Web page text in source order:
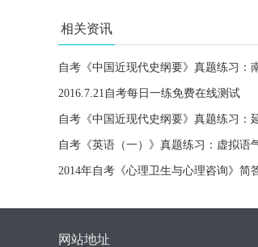
相关资讯
自考《中国近现代史纲要》真题练习：
2016.7.21自考每日一练免费在线测试
自考《中国近现代史纲要》真题练习：
自考《英语（一）》真题练习：虚拟语
2014年自考《心理卫生与心理咨询》简
网站地址